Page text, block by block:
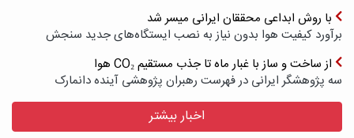
با روش ابداعی محققان ایرانی میسر شد
برآورد کیفیت هوا بدون نیاز به نصب ایستگاه‌های جدید سنجش
از ساخت و ساز با غبار ماه تا جذب مستقیم CO₂ هوا
سه پژوهشگر ایرانی در فهرست رهبران پژوهشی آینده دانمارک
اخبار بیشتر